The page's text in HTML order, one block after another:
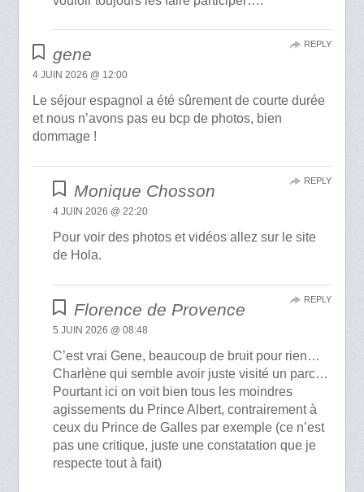
gene
4 JUIN 2026 @ 12:00
Le séjour espagnol a été sûrement de courte durée
et nous n’avons pas eu bcp de photos, bien
dommage !
REPLY
Monique Chosson
4 JUIN 2026 @ 22:20
Pour voir des photos et vidéos allez sur le site
de Hola.
REPLY
Florence de Provence
5 JUIN 2026 @ 08:48
C’est vrai Gene, beaucoup de bruit pour rien…
Charlène qui semble avoir juste visité un parc…
Pourtant ici on voit bien tous les moindres
agissements du Prince Albert, contrairement à
ceux du Prince de Galles par exemple (ce n’est
pas une critique, juste une constatation que je
respecte tout à fait)
REPLY